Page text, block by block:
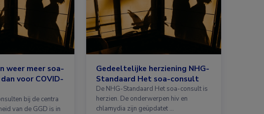
weer meer soa-
voor COVID-
bij de centra
van de GGD is in
Gedeeltelijke herziening NHG-
Standaard Het soa-consult
De NHG-Standaard Het soa-consult is
herzien. De onderwerpen hiv en
chlamydia zijn geüpdatet …